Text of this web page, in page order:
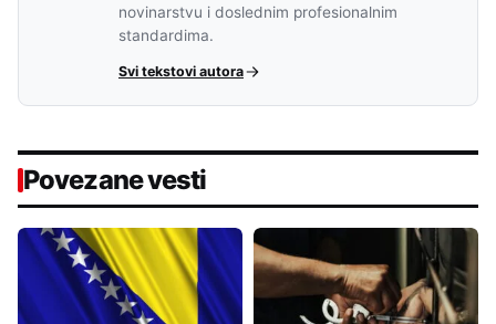
novinarstvu i doslednim profesionalnim
standardima.
Svi tekstovi autora
Povezane vesti